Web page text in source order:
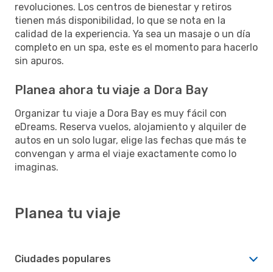
revoluciones. Los centros de bienestar y retiros
tienen más disponibilidad, lo que se nota en la
calidad de la experiencia. Ya sea un masaje o un día
completo en un spa, este es el momento para hacerlo
sin apuros.
Planea ahora tu viaje a Dora Bay
Organizar tu viaje a Dora Bay es muy fácil con
eDreams. Reserva vuelos, alojamiento y alquiler de
autos en un solo lugar, elige las fechas que más te
convengan y arma el viaje exactamente como lo
imaginas.
Planea tu viaje
Ciudades populares